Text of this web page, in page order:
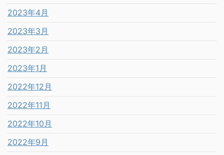
2023年4月
2023年3月
2023年2月
2023年1月
2022年12月
2022年11月
2022年10月
2022年9月